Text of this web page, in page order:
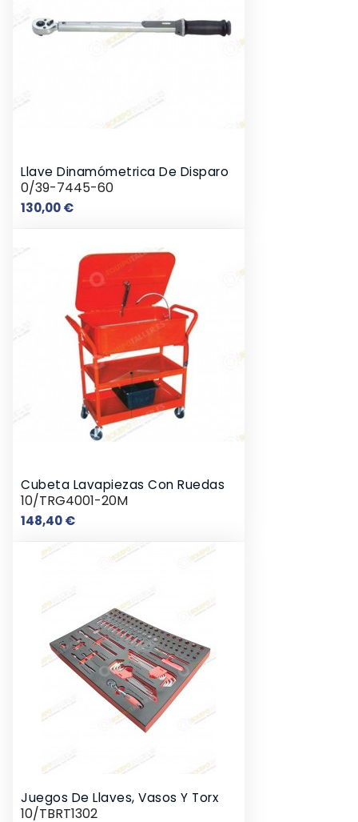
Llave Dinamómetrica De Disparo
0/39-7445-60
130,00 €Precio
Cubeta Lavapiezas Con Ruedas
10/TRG4001-20M
148,40 €Precio
Juegos De Llaves, Vasos Y Torx
10/TBRT1302